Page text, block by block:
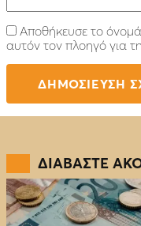
Αποθήκευσε το
αυτόν τον πλοηγό για
ΔΙΑΒΑΣΤΕ